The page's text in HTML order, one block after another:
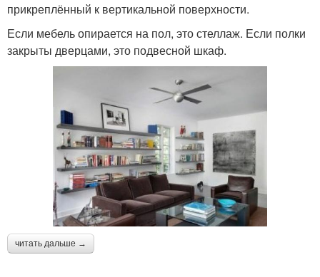
прикреплённый к вертикальной поверхности.
Если мебель опирается на пол, это стеллаж. Если полки
закрыты дверцами, это подвесной шкаф.
читать дальше →